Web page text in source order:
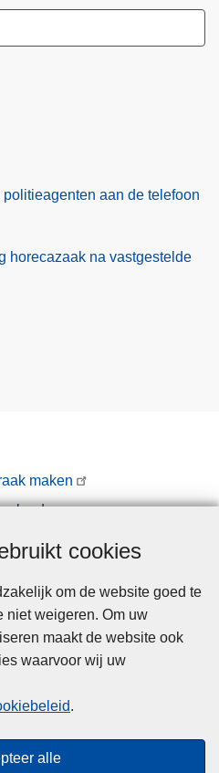
cookies
om de website goed te
niet weigeren. Om uw
maakt de website ook
waarvoor wij uw
.
alle
aan de telefoon
horecazaak na vastgestelde
maken